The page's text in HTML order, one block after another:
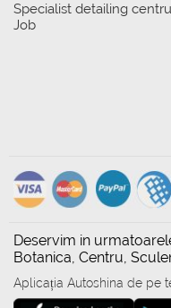
Specialist detailing centru
Job
Deservim in
Botanica, Centru,
Aplicația Autoshina de pe